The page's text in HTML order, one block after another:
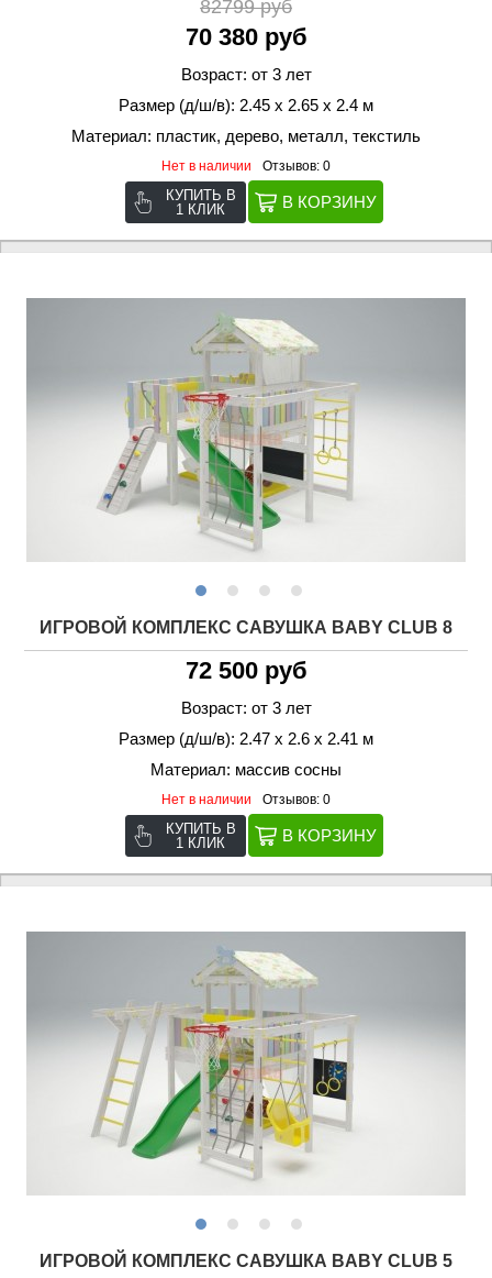
82799 руб
70 380 руб
Возраст: от 3 лет
Размер (д/ш/в): 2.45 х 2.65 х 2.4 м
Материал: пластик, дерево, металл, текстиль
Нет в наличии Отзывов: 0
КУПИТЬ В
1 КЛИК
ИГРОВОЙ КОМПЛЕКС САВУШКА BABY CLUB 8
72 500 руб
Возраст: от 3 лет
Размер (д/ш/в): 2.47 х 2.6 х 2.41 м
Материал: массив сосны
Нет в наличии Отзывов: 0
КУПИТЬ В
1 КЛИК
ИГРОВОЙ КОМПЛЕКС САВУШКА BABY CLUB 5